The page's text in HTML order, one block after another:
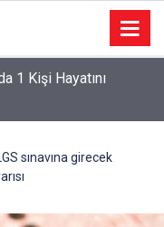
1 Kişi Hayatını
sınavına girecek